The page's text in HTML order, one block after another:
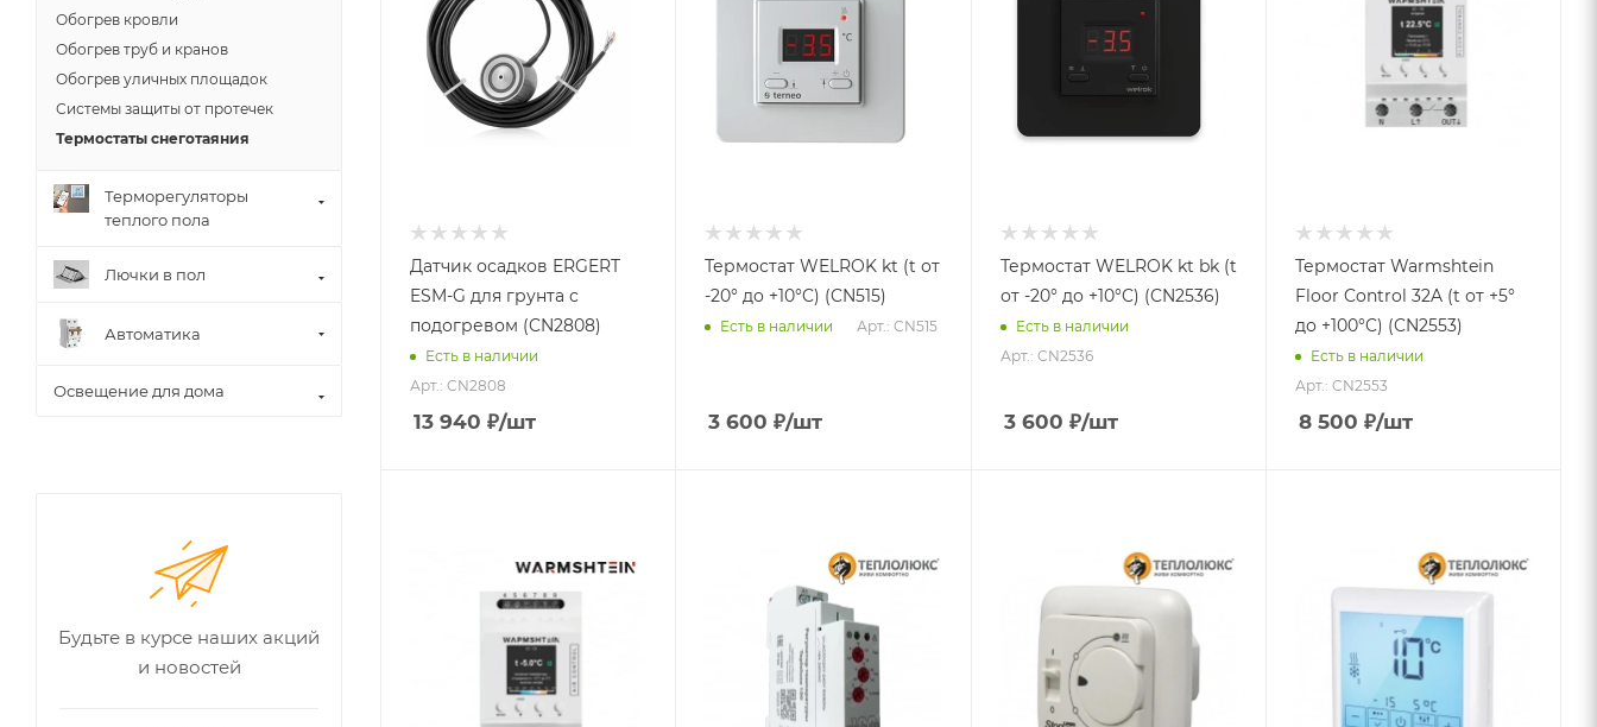
Датчик осадков ERGERT
ESM-G для грунта с
подогревом (CN2808)
Есть в наличии
Арт.: CN2808
13 940 ₽/шт
Термостат WELROK kt (t от
-20° до +10°C) (CN515)
Есть в наличии Арт.: CN515
3 600 ₽/шт
Термостат WELROK kt bk (t
от -20° до +10°C) (CN2536)
Есть в наличии
Арт.: CN2536
3 600 ₽/шт
Термостат Warmshtein
Floor Control 32A (t от +5°
до +100°C) (CN2553)
Есть в наличии
Арт.: CN2553
8 500 ₽/шт
Обогрев кровли
Обогрев труб и кранов
Обогрев уличных площадок
Системы защиты от протечек
Термостаты снеготаяния
Терморегуляторы
теплого пола
Лючки в пол
Автоматика
Освещение для дома
Будьте в курсе наших акций
и новостей